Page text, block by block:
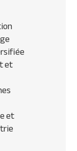
et
et